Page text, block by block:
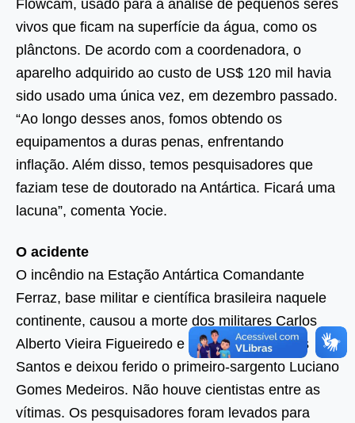
Flowcam, usado para a análise de pequenos seres
vivos que ficam na superfície da água, como os
plânctons. De acordo com a coordenadora, o
aparelho adquirido ao custo de US$ 120 mil havia
sido usado uma única vez, em dezembro passado.
“Ao longo desses anos, fomos obtendo os
equipamentos a duras penas, enfrentando
inflação. Além disso, temos pesquisadores que
faziam tese de doutorado na Antártica. Ficará uma
lacuna”, comenta Yocie.
O acidente
O incêndio na Estação Antártica Comandante
Ferraz, base militar e científica brasileira naquele
continente, causou a morte dos militares Carlos
Alberto Vieira Figueiredo e Roberto Lopes dos
Santos e deixou ferido o primeiro-sargento Luciano
Gomes Medeiros. Não houve cientistas entre as
vítimas. Os pesquisadores foram levados para